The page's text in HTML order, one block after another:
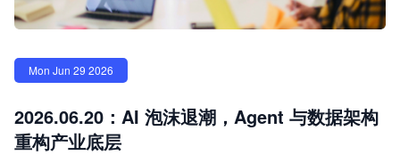
Mon Jun 29 2026
2026.06.20：AI 泡沫退潮，Agent 与数据架构
重构产业底层